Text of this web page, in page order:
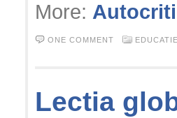
More:
ONE COMMENT
Lectia